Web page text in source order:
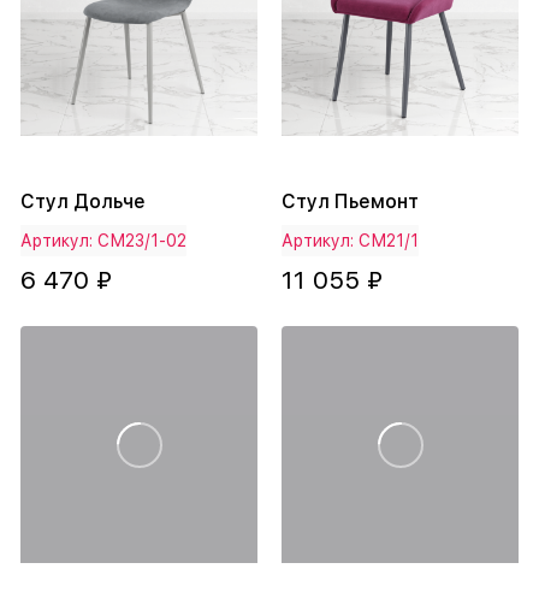
Стул Дольче
Артикул: СМ23/1-02
6 470 ₽
Стул Пьемонт
Артикул: СМ21/1
11 055 ₽